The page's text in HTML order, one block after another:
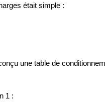
était simple :
une table de
1 :